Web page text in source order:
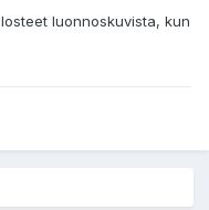
luonnoskuvista, kun